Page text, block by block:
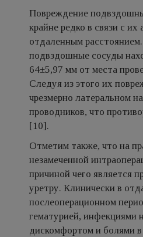
Повреждение
крайне редко в связи с их
отдаленным
подвздошные сосуды
64±5,97 мм от места
Следуя из этого их
чрезмерно латеральном
проводников, что
[10].
Отметим также, что на
незамеченной
причиной чего является
уретру. Клинически в
послеоперационном
гематурией, инфекциями
дискомфортом и болями в